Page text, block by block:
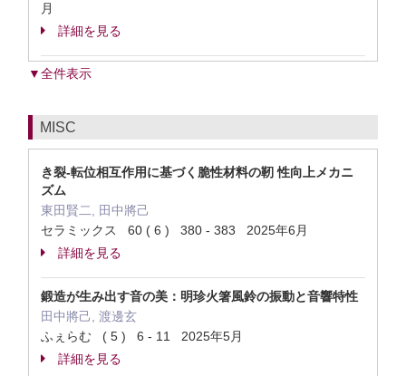
月
詳細を見る
▼全件表示
MISC
き裂-転位相互作用に基づく脆性材料の靭 性向上メカニ
ズム
東田賢二, 田中將己
セラミックス 60 ( 6 ) 380 - 383 2025年6月
詳細を見る
鍛造が生み出す音の美：明珍火箸風鈴の振動と音響特性
田中將己, 渡邊玄
ふぇらむ ( 5 ) 6 - 11 2025年5月
詳細を見る